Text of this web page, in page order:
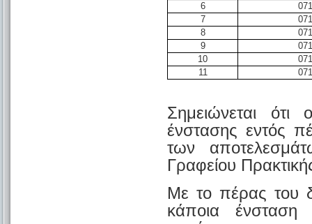
6
7
8
9
10
11
Σημειώνεται ότι
ένστασης εντός
των
Γραφείου
Με το πέρας του
κάποια